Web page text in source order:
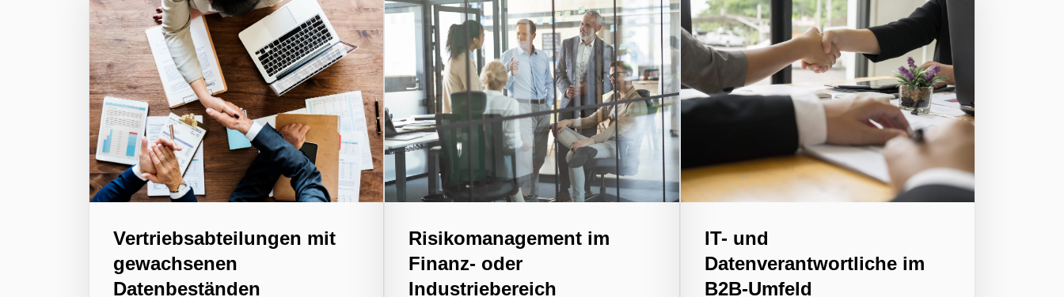
Vertriebsabteilungen mit
gewachsenen
Datenbeständen
Risikomanagement im
Finanz- oder
Industriebereich
IT- und
Datenverantwortliche im
B2B-Umfeld